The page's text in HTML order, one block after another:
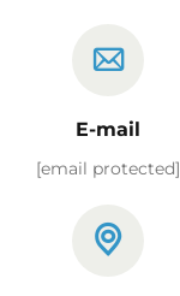
E-mail
[email protected]